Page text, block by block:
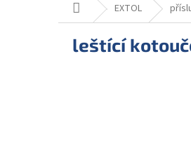
Domů EXTOL
leštící